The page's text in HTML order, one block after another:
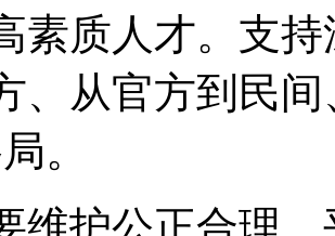
素质人才。支
、从官方到民
。